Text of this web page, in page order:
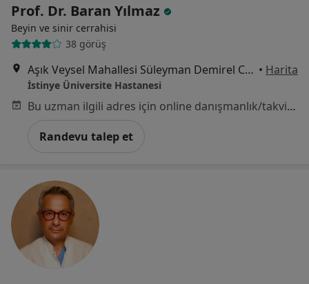
Prof. Dr. Baran Yılmaz
Beyin ve sinir cerrahisi
38 görüş
Aşık Veysel Mahallesi Süleyman Demirel Caddesi No:1, Esenyurt • Harita
İstinye Üniversite Hastanesi
Bu uzman ilgili adres için online danışmanlık/takvim sunmuyor.
Randevu talep et